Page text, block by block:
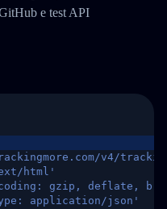
e test API
v4/trackings/
html'
gzip, deflate,
application/json'